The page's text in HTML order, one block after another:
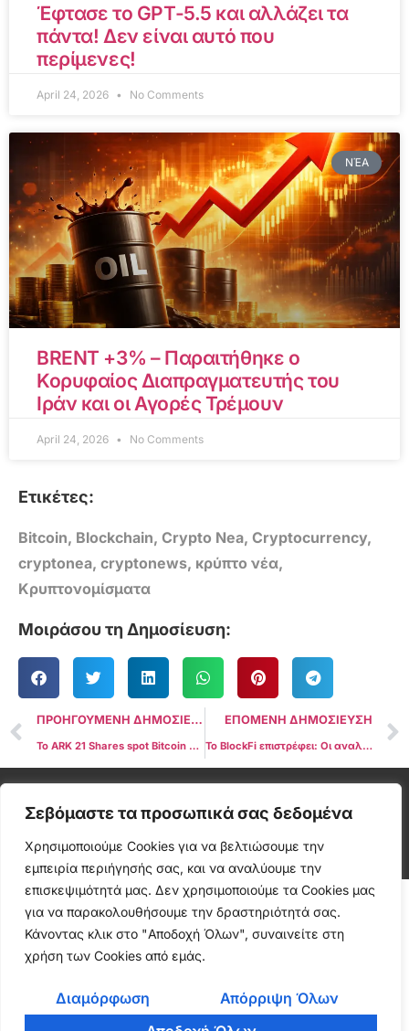
Σεβόμαστε τα προσωπικά σας δεδομένα
Χρησιμοποιούμε Cookies για να βελτιώσουμε την
εμπειρία περιήγησής σας, και να αναλύουμε την
επισκεψιμότητά μας. Δεν χρησιμοποιούμε τα Cookies μας
για να παρακολουθήσουμε την δραστηριότητά σας.
Κάνοντας κλικ στο "Αποδοχή Όλων", συναινείτε στη
χρήση των Cookies από εμάς.
Διαμόρφωση
Απόρριψη Όλων
Έφτασε το GPT-5.5 και αλλάζει τα
πάντα! Δεν είναι αυτό που
περίμενες!
April 24, 2026 No Comments
ΝΈΑ
BRENT +3% – Παραιτήθηκε ο
Κορυφαίος Διαπραγματευτής του
Ιράν και οι Αγορές Τρέμουν
April 24, 2026 No Comments
Ετικέτες:
Bitcoin, Blockchain, Crypto Nea, Cryptocurrency,
cryptonea, cryptonews, κρύπτο νέα,
Κρυπτονομίσματα
Μοιράσου τη Δημοσίευση:
ΠΡΟΗΓΟΥΜΕΝΗ ΔΗΜΟΣΙΕΥΣΗ
Το ARK 21 Shares spot Bitcoin ETF δεν περιλαμβάνεται στην ιστοσελίδα της DTCC τελικά
ΕΠΟΜΕΝΗ ΔΗΜΟΣΙΕΥΣΗ
Το BlockFi επιστρέφει: Οι αναλήψεις συνεχίζονται μετά τον φόβο χρεοκοπίας